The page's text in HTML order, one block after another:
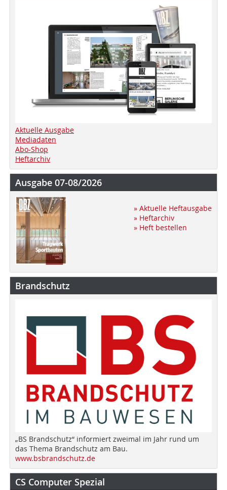
Aktuelle Ausgabe
Mediadaten
Abo-Shop
Heftarchiv
Ausgabe 07-08/2026
» Aktuelle Heftausgabe
» Heftarchiv
» Heft bestellen
Brandschutz
„BS Brandschutz“ informiert zweimal im Jahr rund um
das Thema Brandschutz am Bau.
www.bsbrandschutz.de
CS Computer Spezial